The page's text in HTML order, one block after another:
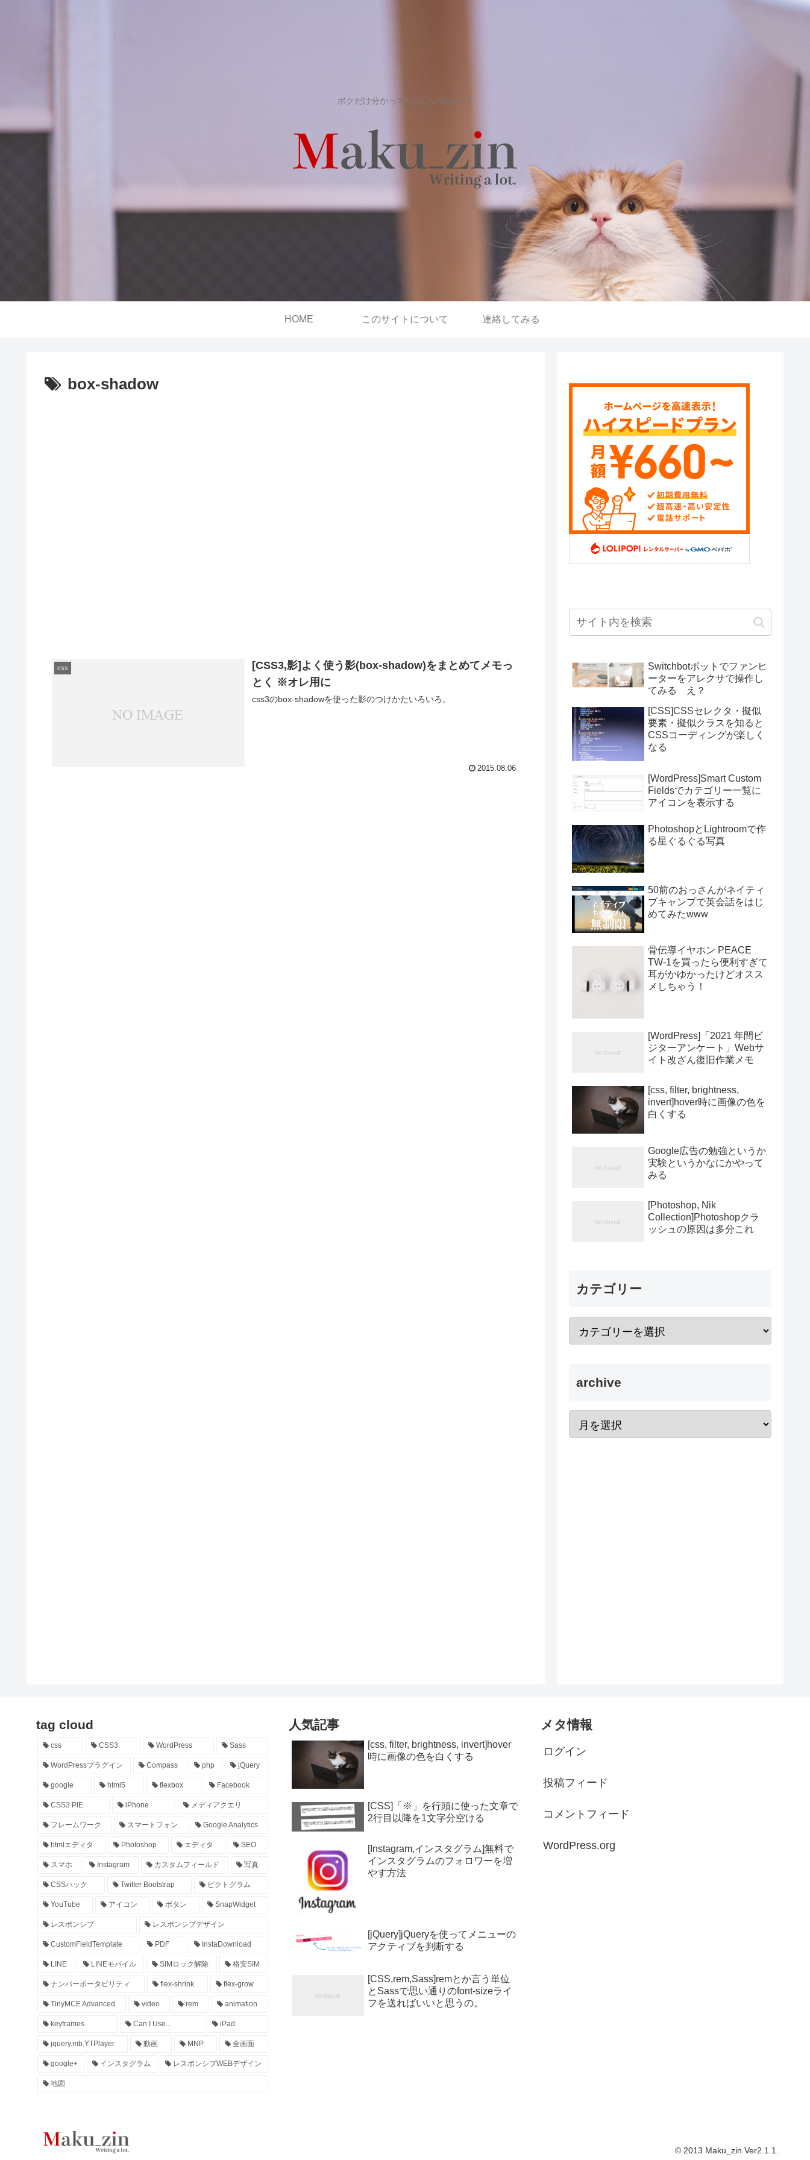
ボクだけ分かってればいいWebメモ
HOME このサイトについて 連絡してみる
box-shadow
css
[CSS3,影]よく使う影(box-shadow)をまとめてメモっ
とく ※オレ用に
css3のbox-shadowを使った影のつけかたいろいろ。
2015.08.06
Switchbotボットでファンヒ
ーターをアレクサで操作し
てみる え？
[CSS]CSSセレクタ・擬似
要素・擬似クラスを知ると
CSSコーディングが楽しく
なる
[WordPress]Smart Custom
Fieldsでカテゴリー一覧に
アイコンを表示する
PhotoshopとLightroomで作
る星ぐるぐる写真
50前のおっさんがネイティ
ブキャンプで英会話をはじ
めてみたwww
骨伝導イヤホン PEACE
TW-1を買ったら便利すぎて
耳がかゆかったけどオスス
メしちゃう！
[WordPress]「2021 年間ビ
ジターアンケート」Webサ
イト改ざん復旧作業メモ
[css, filter, brightness,
invert]hover時に画像の色を
白くする
Google広告の勉強というか
実験というかなにかやって
みる
[Photoshop, Nik
Collection]Photoshopクラ
ッシュの原因は多分これ
カテゴリー
archive
tag cloud
css CSS3 WordPress Sass
WordPressプラグイン Compass php jQuery
google html5 flexbox Facebook
CSS3 PIE iPhone メディアクエリ
フレームワーク スマートフォン Google Analytics
htmlエディタ Photoshop エディタ SEO
スマホ Instagram カスタムフィールド 写真
CSSハック Twitter Bootstrap ピクトグラム
YouTube アイコン ボタン SnapWidget
レスポンシブ レスポンシブデザイン
CustomFieldTemplate PDF InstaDownload
LINE LINEモバイル SIMロック解除 格安SIM
ナンバーポータビリティ flex-shrink flex-grow
TinyMCE Advanced video rem animation
keyframes Can I Use... iPad
jquery.mb.YTPlayer 動画 MNP 全画面
google+ インスタグラム レスポンシブWEBデザイン
地図
人気記事
[css, filter, brightness, invert]hover
時に画像の色を白くする
[CSS]「※」を行頭に使った文章で
2行目以降を1文字分空ける
[Instagram,インスタグラム]無料で
インスタグラムのフォロワーを増
やす方法
[jQuery]jQueryを使ってメニューの
アクティブを判断する
[CSS,rem,Sass]remとか言う単位
とSassで思い通りのfont-sizeライ
フを送ればいいと思うの。
メタ情報
ログイン
投稿フィード
コメントフィード
WordPress.org
© 2013 Maku_zin Ver2.1.1.